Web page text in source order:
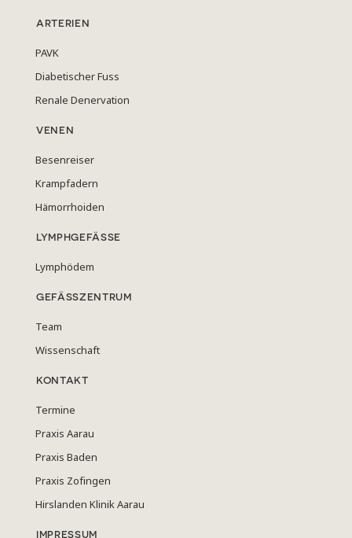
ARTERIEN
PAVK
Diabetischer Fuss
Renale Denervation
VENEN
Besenreiser
Krampfadern
Hämorrhoiden
LYMPHGEFÄSSE
Lymphödem
GEFÄSSZENTRUM
Team
Wissenschaft
KONTAKT
Termine
Praxis Aarau
Praxis Baden
Praxis Zofingen
Hirslanden Klinik Aarau
IMPRESSUM